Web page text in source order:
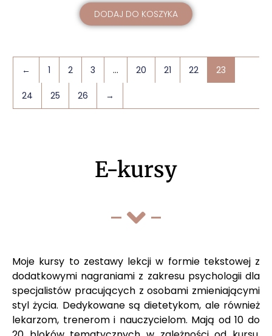
DODAJ DO KOSZYKA
← 1 2 3 … 20 21 22 23
24 25 26 →
E-kursy
Moje kursy to zestawy lekcji w formie tekstowej z
dodatkowymi nagraniami z zakresu psychologii dla
specjalistów pracujących z osobami zmieniającymi
styl życia. Dedykowane są dietetykom, ale również
lekarzom, trenerom i nauczycielom. Mają od 10 do